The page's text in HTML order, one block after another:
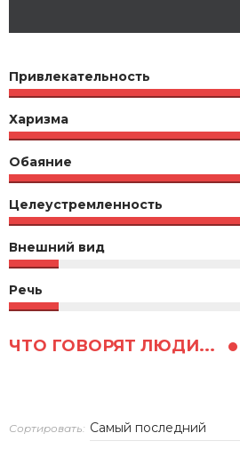
Привлекательность
Харизма
Обаяние
Целеустремленность
Внешний вид
Речь
ЧТО ГОВОРЯТ ЛЮДИ...
Сортировать: